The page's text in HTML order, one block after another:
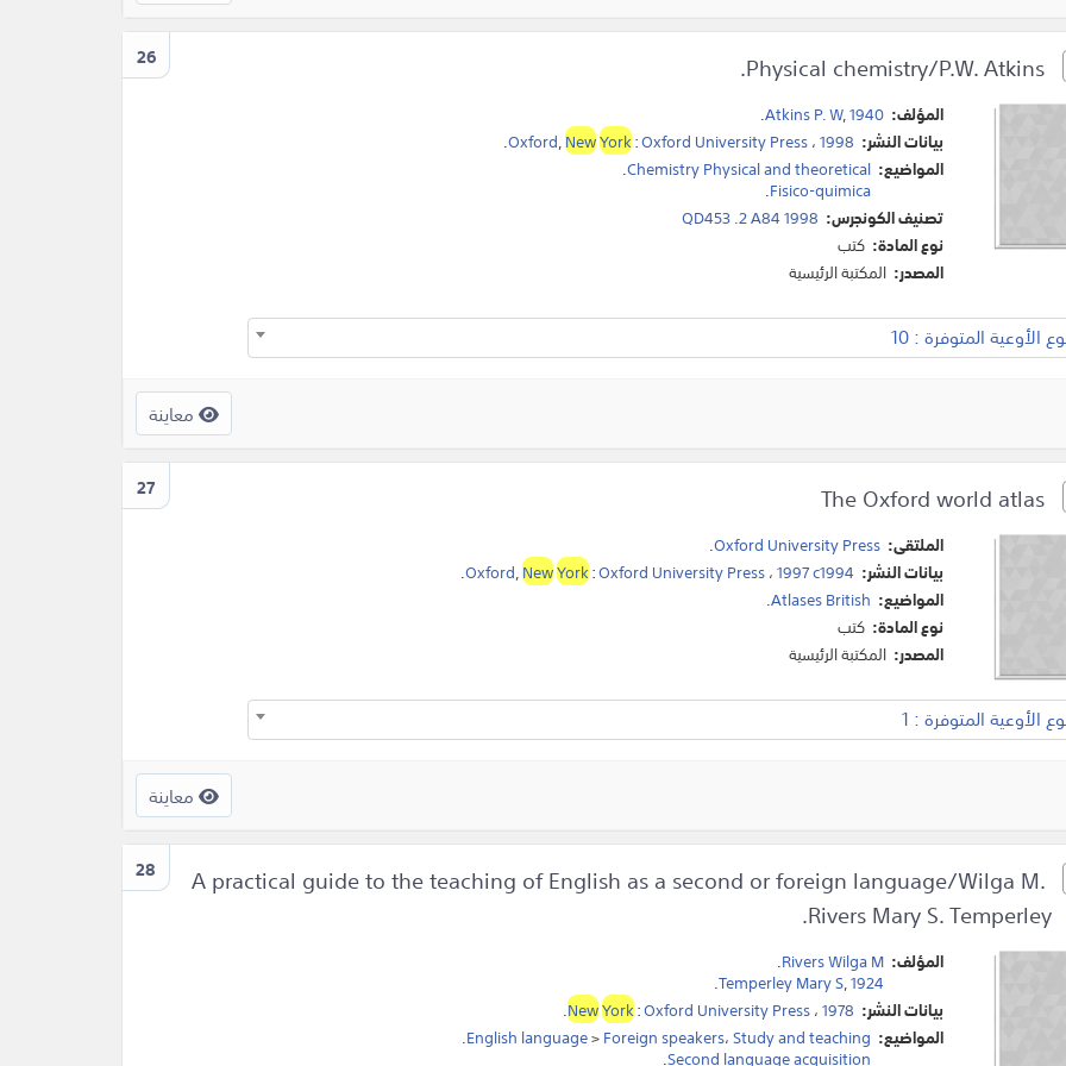
26 Physical chemistry/P.W. Atkins.
المؤلف: Atkins P. W,1940
.
بيانات النشر:
Oxford,NewYork:Oxford University Press،1998
.
المواضيع: Chemistry Physical and theoretical
.
Fisico-quimica
.
تصنيف الكونجرس: QD453 .2 A84 1998
نوع المادة: كتب
المصدر: المكتبة الرئيسية
الأوعية المتوفرة : 10
معاينة
27 The Oxford world atlas
الملتقى: Oxford University Press
.
بيانات النشر:
Oxford,NewYork:Oxford University Press،1997 c1994
.
المواضيع: Atlases British
.
نوع المادة: كتب
المصدر: المكتبة الرئيسية
الأوعية المتوفرة : 1
معاينة
28
A practical guide to the teaching of English as a second or foreign language/Wilga M.
Rivers Mary S. Temperley.
المؤلف: Rivers Wilga M
.
Temperley Mary S,1924
.
بيانات النشر:
NewYork:Oxford University Press،1978
.
المواضيع:
English language>Foreign speakers،Study and teaching
.
Second language acquisition
.